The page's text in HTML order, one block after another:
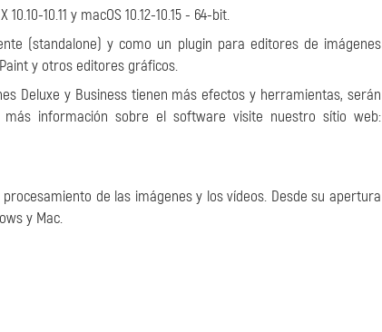
10.11 y macOS 10.12-10.15 - 64-bit.
(standalone) y como un plugin para editores de imágenes
y otros editores gráficos.
Deluxe y Business tienen más efectos y herramientas, serán
información sobre el software visite nuestro sítio web:
de las imágenes y los vídeos. Desde su apertura
y Mac.